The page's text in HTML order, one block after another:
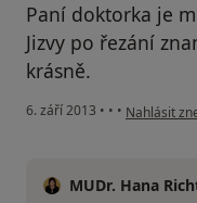
Paní doktorka je
Jizvy po řezání
krásně.
6. září 2013 • • • podle
Nahlásit
MUDr. Hana